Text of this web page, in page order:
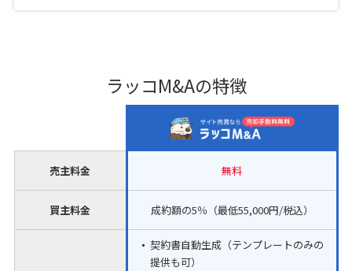
ラッコM&Aの特徴
売主料金 無料
買主料金 成約額の5％（最低55,000円/税込）
契約書自動生成（テンプレートのみの
提供も可）